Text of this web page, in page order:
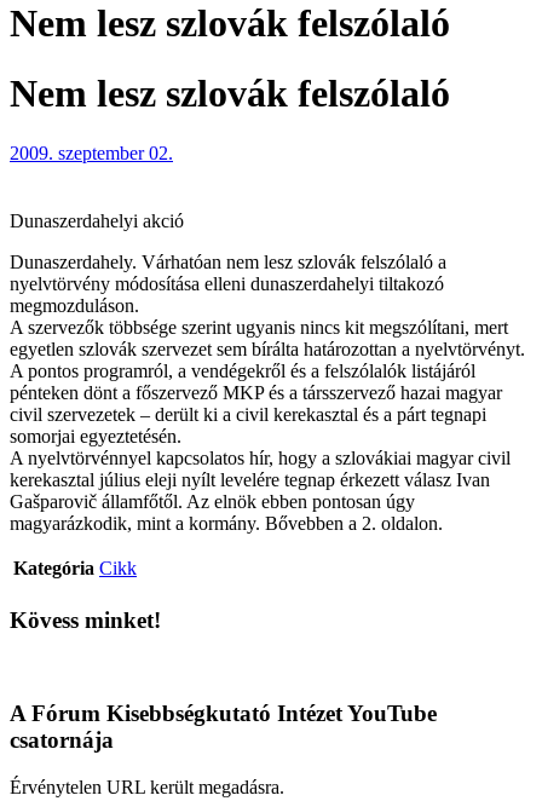
Nem lesz szlovák felszólaló
Nem lesz szlovák felszólaló
2009. szeptember 02.
Dunaszerdahelyi akció
Dunaszerdahely. Várhatóan nem lesz szlovák felszólaló a
nyelvtörvény módosítása elleni dunaszerdahelyi tiltakozó
megmozduláson.
A szervezők többsége szerint ugyanis nincs kit megszólítani, mert
egyetlen szlovák szervezet sem bírálta határozottan a nyelvtörvényt.
A pontos programról, a vendégekről és a felszólalók listájáról
pénteken dönt a főszervező MKP és a társszervező hazai magyar
civil szervezetek – derült ki a civil kerekasztal és a párt tegnapi
somorjai egyeztetésén.
A nyelvtörvénnyel kapcsolatos hír, hogy a szlovákiai magyar civil
kerekasztal július eleji nyílt levelére tegnap érkezett válasz Ivan
Gašparovič államfőtől. Az elnök ebben pontosan úgy
magyarázkodik, mint a kormány. Bővebben a 2. oldalon.
Kategória Cikk
Kövess minket!
A Fórum Kisebbségkutató Intézet YouTube
csatornája
Érvénytelen URL került megadásra.